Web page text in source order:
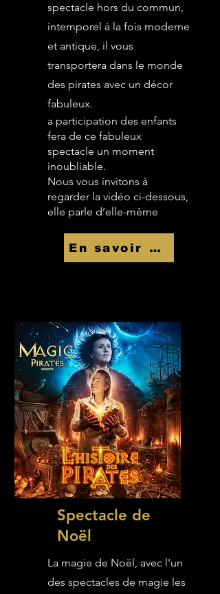
spectacle hors du commun,
intemporel à la fois moderne
et antique, il vous
transportera dans le monde
des pirates avec un décor
fabuleux.
a participation des enfants
fera de ce fabuleux
spectacle un moment
inoubliable.
Nous vous invitons à
regarder la vidéo ci-dessous,
elle parle d’elle-même
En savoir Plus
Spectacle de
Noël
La magie de Noël, avec l'un
des spectacles de magie les